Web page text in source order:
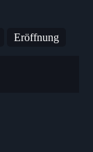
Eröffnung